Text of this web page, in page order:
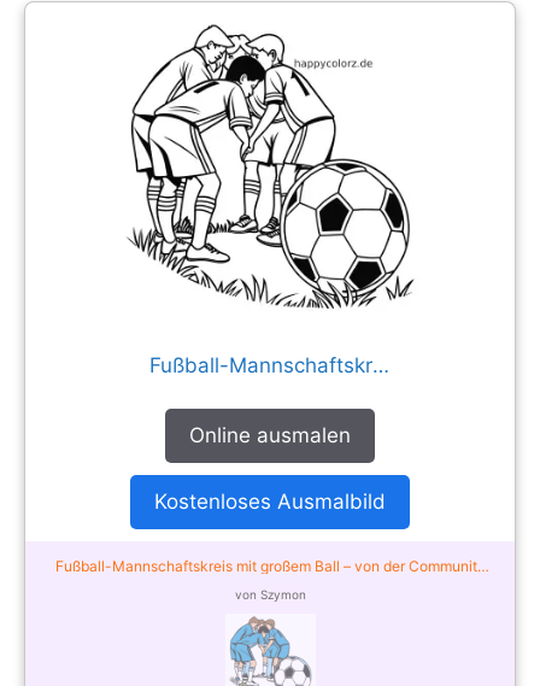
Fußball-Mannschaftskreis mit großem Ball
Online ausmalen
Kostenloses Ausmalbild
Fußball-Mannschaftskreis mit großem Ball – von der Community
von Szymon